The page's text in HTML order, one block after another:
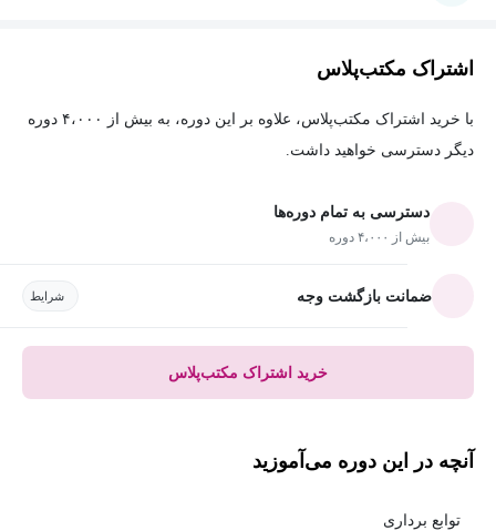
اشتراک مکتب‌پلاس
با خرید اشتراک مکتب‌پلاس، علاوه بر این دوره، به بیش از ۴،۰۰۰ دوره
دیگر دسترسی خواهید داشت.
دسترسی به تمام دوره‌ها
بیش از ۴،۰۰۰ دوره
ضمانت بازگشت وجه شرایط
خرید اشتراک مکتب‌پلاس
آنچه در این دوره می‌آموزید
توابع برداری